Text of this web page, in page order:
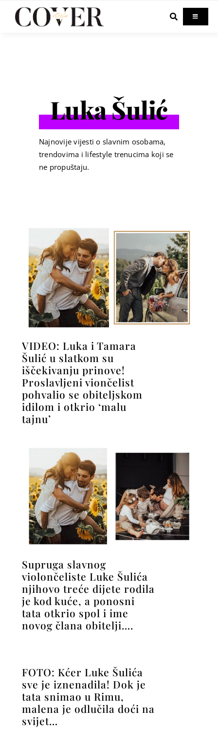
Toggle
Luka Šulić
Najnovije vijesti o slavnim osobama,
trendovima i lifestyle trenucima koji se
ne propuštaju.
VIDEO: Luka i Tamara
Šulić u slatkom su
iščekivanju prinove!
Proslavljeni viončelist
pohvalio se obiteljskom
idilom i otkrio ‘malu
tajnu’
Supruga slavnog
violončeliste Luke Šulića
njihovo treće dijete rodila
je kod kuće, a ponosni
tata otkrio spol i ime
novog člana obitelji….
FOTO: Kćer Luke Šulića
sve je iznenadila! Dok je
tata snimao u Rimu,
malena je odlučila doći na
svijet…